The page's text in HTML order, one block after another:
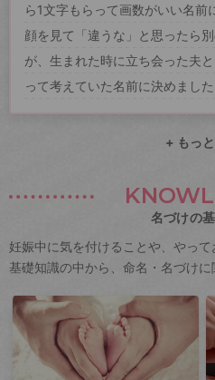
ら1文字もらって画数がいい名前
顔を見て「違うな」と思ったら
が、生まれた時に立ち会った夫
って考えていた名前に決めました
+ もっ
名づけの
妊娠中に気を付けることや、やっ
基礎知識の中から、命名・名づけに